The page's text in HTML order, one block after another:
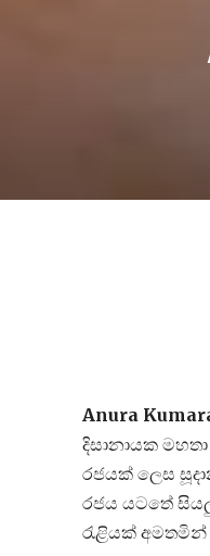
Anura
දිසානායක
රජයක් ලෙස
රජය යටතේ
රැළියක් අමතමින්